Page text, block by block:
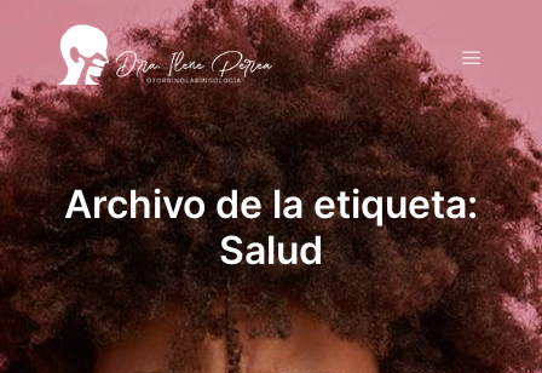
Menú
Archivo de la etiqueta:
Salud